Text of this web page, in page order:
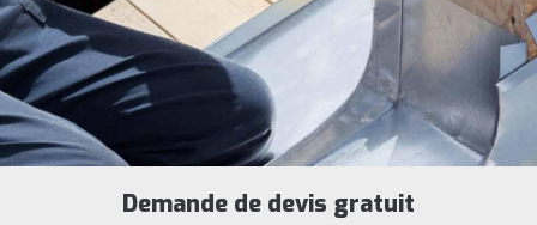
Demande de devis gratuit